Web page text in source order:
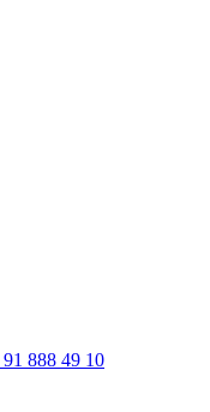
91 888 49 10